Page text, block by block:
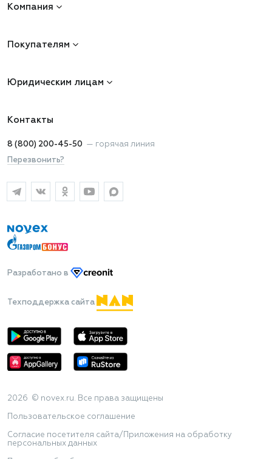
Компания
Покупателям
Юридическим лицам
Контакты
8 (800) 200-45-50 — горячая линия
Перезвонить?
Разработано в
Техподдержка сайта
2026 © novex.ru. Все права защищены
Пользовательское соглашение
Согласие посетителя сайта/Приложения на обработку
персональных данных